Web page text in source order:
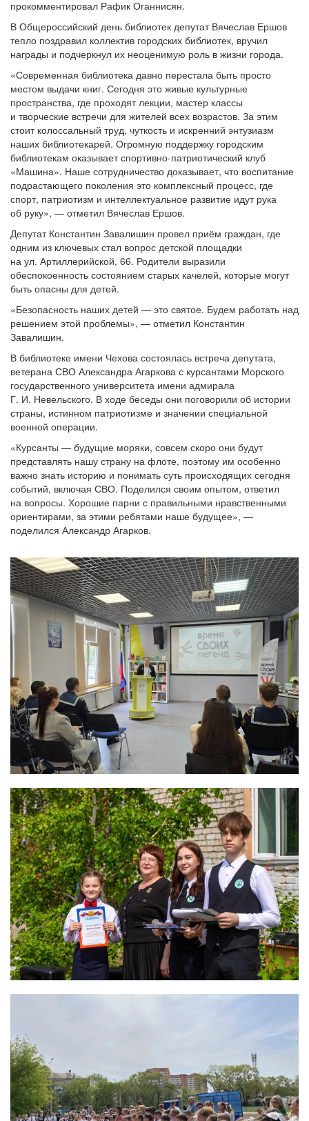
прокомментировал Рафик Оганнисян.
В Общероссийский день библиотек депутат Вячеслав Ершов
тепло поздравил коллектив городских библиотек, вручил
награды и подчеркнул их неоценимую роль в жизни города.
«Современная библиотека давно перестала быть просто
местом выдачи книг. Сегодня это живые культурные
пространства, где проходят лекции, мастер классы
и творческие встречи для жителей всех возрастов. За этим
стоит колоссальный труд, чуткость и искренний энтузиазм
наших библиотекарей. Огромную поддержку городским
библиотекам оказывает спортивно-патриотический клуб
«Машина». Наше сотрудничество доказывает, что воспитание
подрастающего поколения это комплексный процесс, где
спорт, патриотизм и интеллектуальное развитие идут рука
об руку», — отметил Вячеслав Ершов.
Депутат Константин Завалишин провел приём граждан, где
одним из ключевых стал вопрос детской площадки
на ул. Артиллерийской, 66. Родители выразили
обеспокоенность состоянием старых качелей, которые могут
быть опасны для детей.
«Безопасность наших детей — это святое. Будем работать над
решением этой проблемы», — отметил Константин
Завалишин.
В библиотеке имени Чехова состоялась встреча депутата,
ветерана СВО Александра Агаркова с курсантами Морского
государственного университета имени адмирала
Г. И. Невельского. В ходе беседы они поговорили об истории
страны, истинном патриотизме и значении специальной
военной операции.
«Курсанты — будущие моряки, совсем скоро они будут
представлять нашу страну на флоте, поэтому им особенно
важно знать историю и понимать суть происходящих сегодня
событий, включая СВО. Поделился своим опытом, ответил
на вопросы. Хорошие парни с правильными нравственными
ориентирами, за этими ребятами наше будущее», —
поделился Александр Агарков.